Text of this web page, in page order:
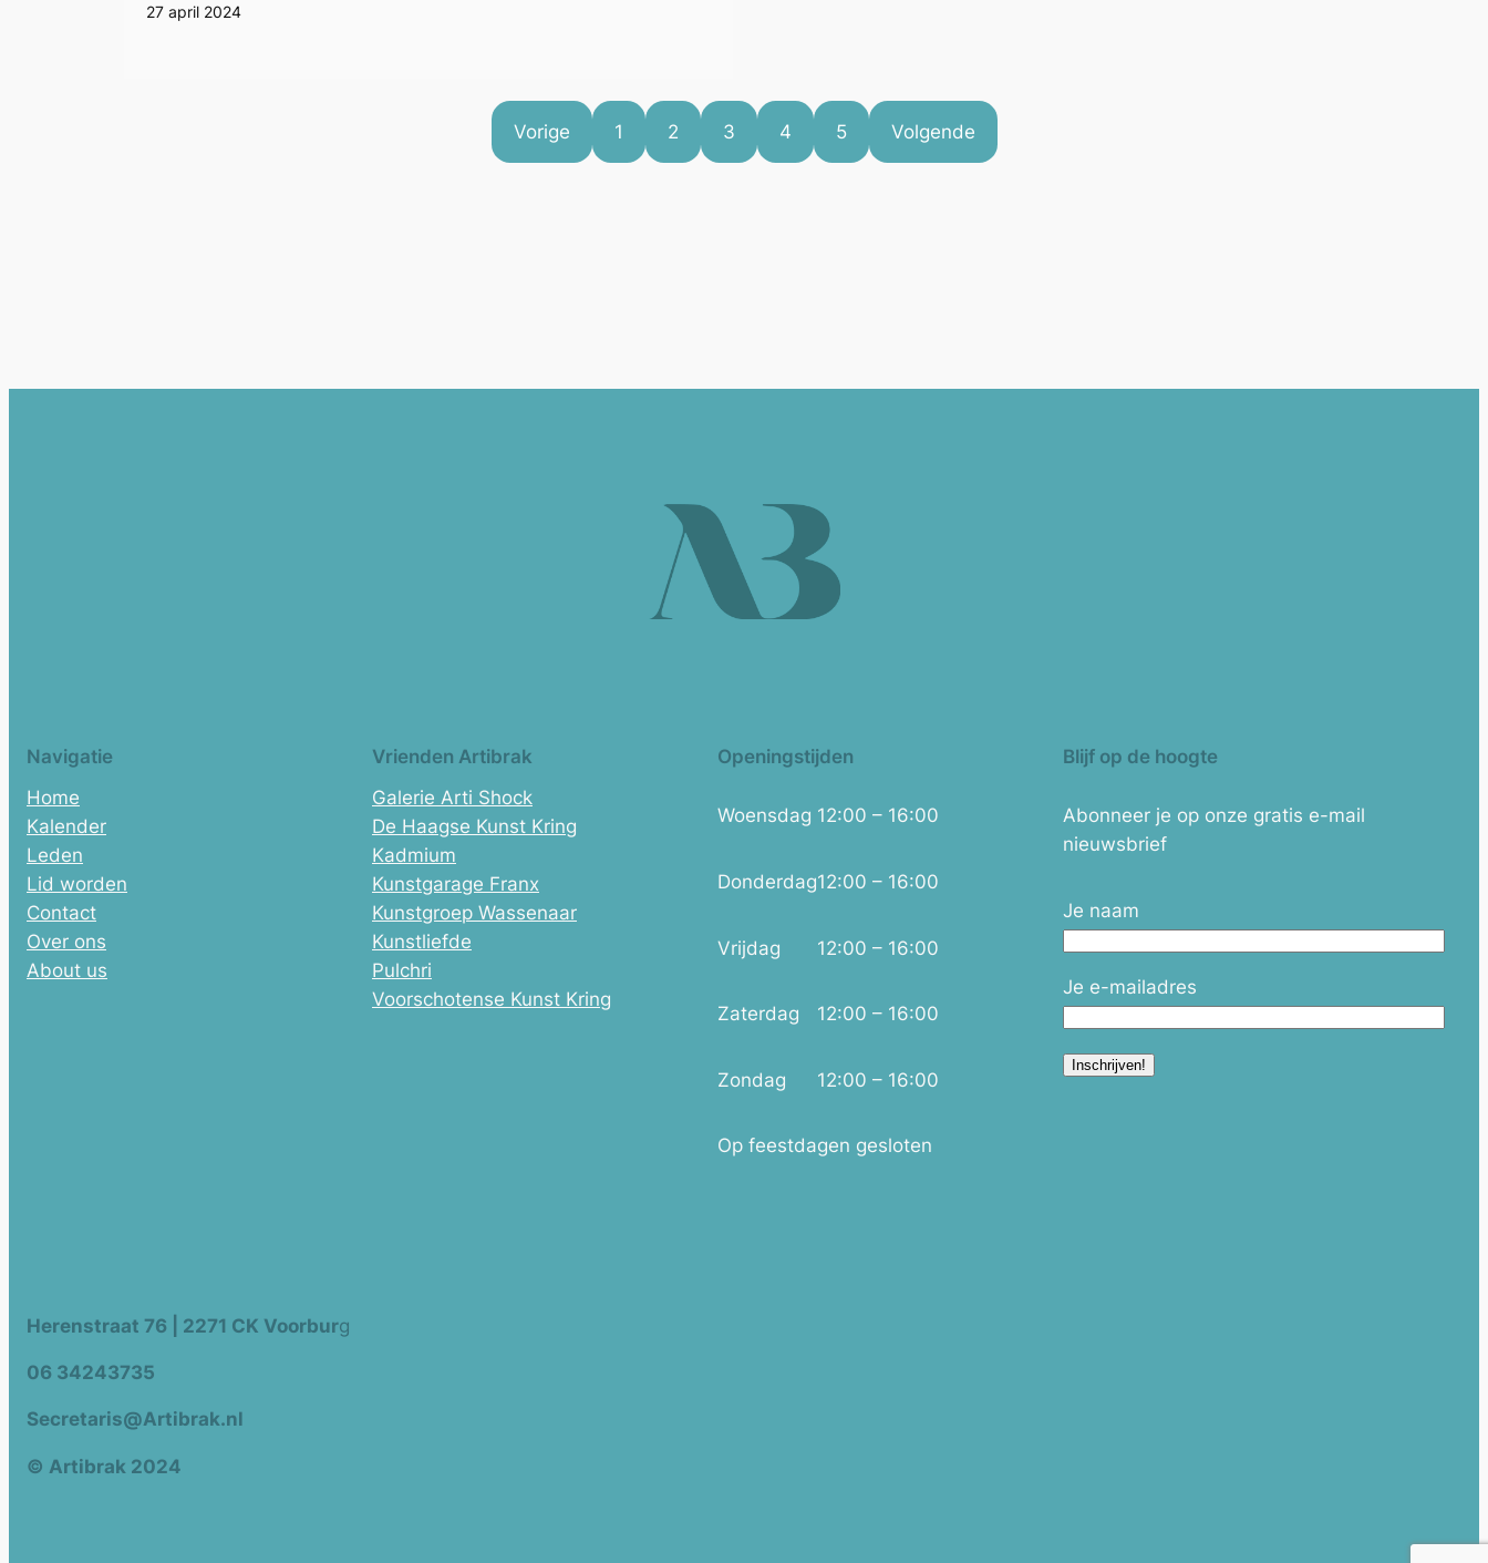
27 april 2024
Vorige 1 2 3 4 5 Volgende
Navigatie
Home
Kalender
Leden
Lid worden
Contact
Over ons
About us
Vrienden Artibrak
Galerie Arti Shock
De Haagse Kunst Kring
Kadmium
Kunstgarage Franx
Kunstgroep Wassenaar
Kunstliefde
Pulchri
Voorschotense Kunst Kring
Openingstijden
Woensdag
Donderdag
Vrijdag
Zaterdag
Zondag
12:00 – 16:00
12:00 – 16:00
12:00 – 16:00
12:00 – 16:00
12:00 – 16:00
Op feestdagen gesloten
Blijf op de hoogte
Abonneer je op onze gratis e-mail
nieuwsbrief
Je naam
Je e-mailadres
Herenstraat 76 | 2271 CK Voorburg
06 34243735
Secretaris@Artibrak.nl
© Artibrak 2024